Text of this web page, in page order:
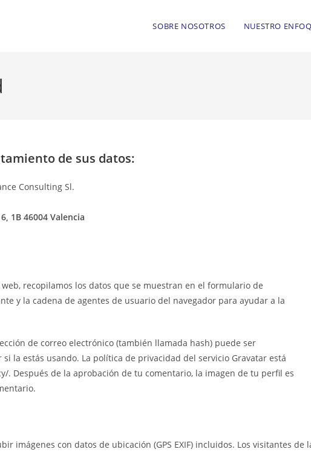
SOBRE NOSOTROS NUESTRO
de sus datos:
Consulting Sl.
1B 46004 Valencia
recopilamos los datos que se muestran en el formulario de
y la cadena de agentes de usuario del navegador para ayudar a la
de correo electrónico (también llamada hash) puede ser
la estás usando. La política de privacidad del servicio Gravatar está
Después de la aprobación de tu comentario, la imagen de tu perfil es
imágenes con datos de ubicación (GPS EXIF) incluidos. Los visitantes de